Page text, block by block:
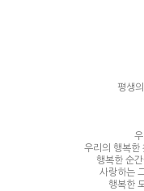
평생
우리의 행복한
행복한 순
사랑하는
행복한